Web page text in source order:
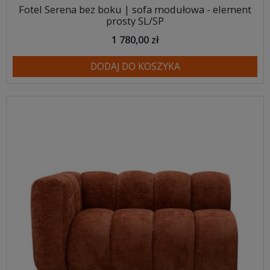
Fotel Serena bez boku | sofa modułowa - element
prosty SL/SP
1 780,00 zł
DODAJ DO KOSZYKA